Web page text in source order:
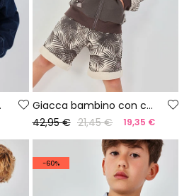
Giacca bambino con cappuccio stampato
42,95 € 21,45 € 19,35 €
-60%